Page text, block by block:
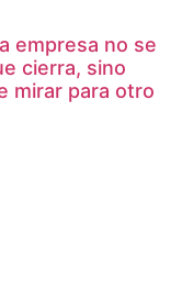
empresa no se
cierra, sino
mirar para otro